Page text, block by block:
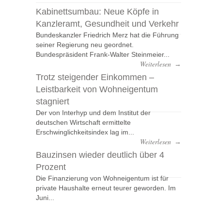
Kabinettsumbau: Neue Köpfe in
Kanzleramt, Gesundheit und Verkehr
Bundeskanzler Friedrich Merz hat die Führung
seiner Regierung neu geordnet.
Bundespräsident Frank-Walter Steinmeier...
Weiterlesen →
Trotz steigender Einkommen –
Leistbarkeit von Wohneigentum
stagniert
Der von Interhyp und dem Institut der
deutschen Wirtschaft ermittelte
Erschwinglichkeitsindex lag im...
Weiterlesen →
Bauzinsen wieder deutlich über 4
Prozent
Die Finanzierung von Wohneigentum ist für
private Haushalte erneut teurer geworden. Im
Juni...